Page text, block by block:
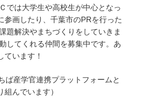
では大学生や高校生が中心となっ
参画したり、千葉市のPRを行った
題解決やまちづくりをしていきま
してくれる仲間を募集中です。あ
ています！
ば産学官連携プラットフォームと
んでいます）